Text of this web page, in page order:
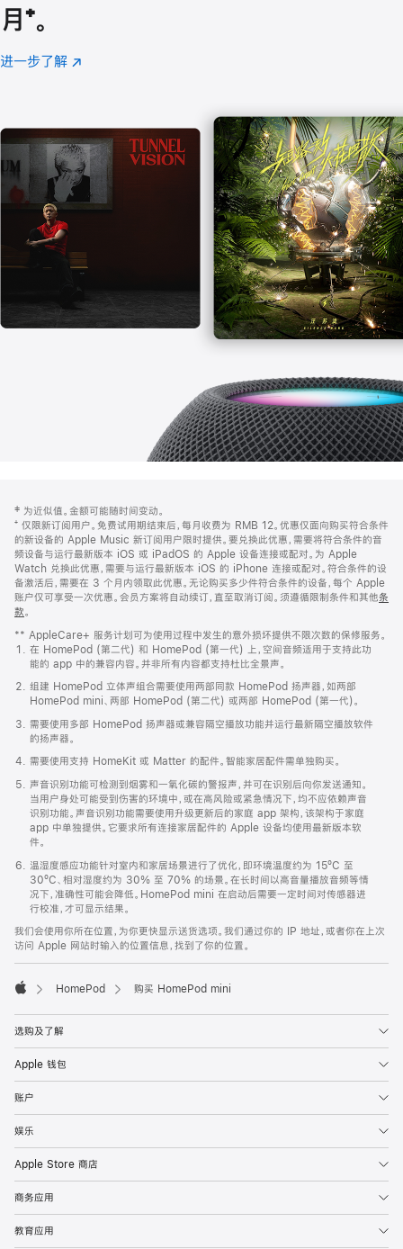
月 脚
注
⁺。
进一步了解 Apple
(在
口
中
打
开)
页
页
脚
注
‡ 为近似值。金额可能随时间变动。
⁺ 仅限新订阅用户。免费试用期结束后，每月收费为 RMB 12。优惠仅面向购买符合条件
的新设备的 Apple Music 新订阅用户限时提供。要兑换此优惠，需要将符合条件的音
频设备与运行最新版本 iOS 或 iPadOS 的 Apple 设备连接或配对。为 Apple
Watch 兑换此优惠，需要与运行最新版本 iOS 的 iPhone 连接或配对。符合条件的设
备激活后，需要在 3 个月内领取此优惠。无论购买多少件符合条件的设备，每个 Apple
账户仅可享受一次优惠。会员方案将自动续订，直至取消订阅。须遵循限制条件和其他条
款。
窗
口
中
打
开)
** AppleCare+ 服务计划可为使用过程中发生的意外损坏提供不限次数的保修服务。
在 HomePod (第二代) 和 HomePod (第一代) 上，空间音频适用于支持此功
能的 app 中的兼容内容。并非所有内容都支持杜比全景声。
组建 HomePod 立体声组合需要使用两部同款 HomePod 扬声器，如两部
HomePod mini、两部 HomePod (第二代) 或两部 HomePod (第一代)。
需要使用多部 HomePod 扬声器或兼容隔空播放功能并运行最新隔空播放软件
的扬声器。
需要使用支持 HomeKit 或 Matter 的配件。智能家居配件需单独购买。
声音识别功能可检测到烟雾和一氧化碳的警报声，并可在识别后向你发送通知。
当用户身处可能受到伤害的环境中，或在高风险或紧急情况下，均不应依赖声音
识别功能。声音识别功能需要使用升级更新后的家庭 app 架构，该架构于家庭
app 中单独提供。它要求所有连接家居配件的 Apple 设备均使用最新版本软
件。
温湿度感应功能针对室内和家居场景进行了优化，即环境温度约为 15ºC 至
30ºC、相对湿度约为 30% 至 70% 的场景。在长时间以高音量播放音频等情
况下，准确性可能会降低。HomePod mini 在启动后需要一定时间对传感器进
行校准，才可显示结果。
我们会使用你所在位置，为你更快显示送货选项。我们通过你的 IP 地址，或者你在上次
访问 Apple 网站时输入的位置信息，找到了你的位置。
HomePod 购买 HomePod mini
选购及了解
Apple 钱包
账户
娱乐
Apple Store 商店
商务应用
教育应用